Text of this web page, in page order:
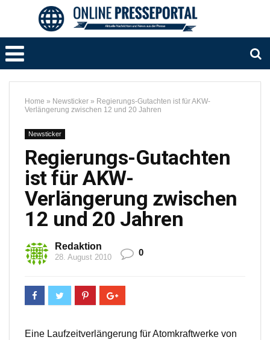
Home » Newsticker » Regierungs-Gutachten ist für AKW-
Verlängerung zwischen 12 und 20 Jahren
Newsticker
Regierungs-Gutachten
ist für AKW-
Verlängerung zwischen
12 und 20 Jahren
Redaktion
28. August 2010 0
Eine Laufzeitverlängerung für Atomkraftwerke von